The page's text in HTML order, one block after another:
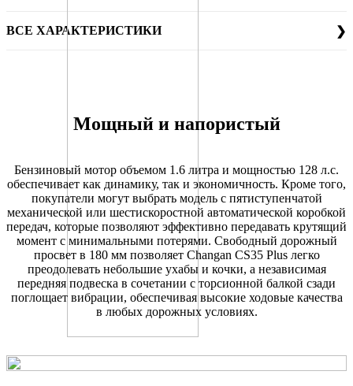
ВСЕ ХАРАКТЕРИСТИКИ
кроссовер
ГАБАРИТНЫЕ РАЗМЕРЫ
Длина, мм
4335
Ширина, мм
1825
Высота, мм
1660
Колесная база, мм
2600
Дорожный просвет, мм
180
ДВИГАТЕЛЬ
Мощный и напористый
Бензиновый мотор объемом 1.6 литра и мощностью 128 л.с.
обеспечивает как динамику, так и экономичность. Кроме того,
покупатели могут выбрать модель с пятиступенчатой
механической или шестискоростной автоматической коробкой
передач, которые позволяют эффективно передавать крутящий
момент с минимальными потерями. Свободный дорожный
просвет в 180 мм позволяет Changan CS35 Plus легко
преодолевать небольшие ухабы и кочки, а независимая
передняя подвеска в сочетании с торсионной балкой сзади
поглощает вибрации, обеспечивая высокие ходовые качества
в любых дорожных условиях.